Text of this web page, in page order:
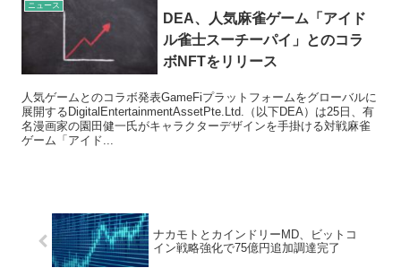
ニュース
DEA、人気麻雀ゲーム「アイド
ル雀士スーチーパイ」とのコラ
ボNFTをリリース
人気ゲームとのコラボ発表GameFiプラットフォームをグローバルに
展開するDigitalEntertainmentAssetPte.Ltd.（以下DEA）は25日、有
名漫画家の園田健一氏がキャラクターデザインを手掛ける対戦麻雀
ゲーム「アイド...
ナカモトとカインドリーMD、ビットコ
イン戦略強化で75億円追加調達完了